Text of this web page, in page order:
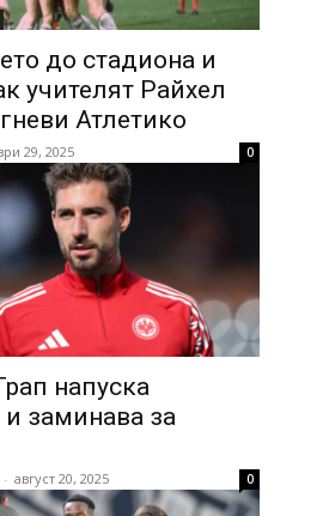
до стадиона и
учителят Райхел
Атлетико
29, 2025 0
напуска
заминава за
- август 20, 2025 0